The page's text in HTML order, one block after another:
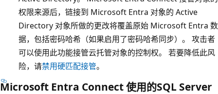
权限来源后，链接到 Microsoft Entra 对象的 Active
Directory 对象所做的更改将覆盖原始 Microsoft Entra 数
据，包括密码哈希（如果启用了密码哈希同步）。 攻击者
可以使用此功能接管云托管对象的控制权。 若要降低此风
险，请禁用硬匹配接管。
Microsoft Entra Connect 使用的SQL Server